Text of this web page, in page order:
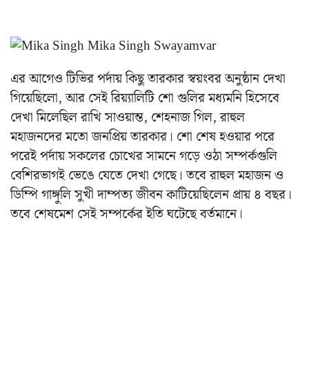
এর আগেও টিভির পর্দায় কিছু তারকার স্বয়ংবর অনুষ্ঠান দেখা
গিয়েছিলো, আর সেই রিয়্যালিটি শো গুলির মধ্যমনি হিসেবে
দেখা মিলেছিল রাখি সাওয়ান্ত, শেহনাজ গিল, রাহুল
মহাজনদের মতো জনপ্রিয় তারকার। শো শেষ হওয়ার পরে
পরেই পর্দায় সকলের চোখের সামনে গড়ে ওঠা সম্পর্কগুলি
বেশিরভাগই ভেঙে যেতে দেখা গেছে। তবে রাহুল মহাজন ও
ডিম্পি গাঙ্গুলি সুখী দাম্পত্য জীবন কাটিয়েছিলেন প্রায় ৪ বছর।
তবে শেষমেশ সেই সম্পর্কের ইতি ঘটেছে বর্তমানে।